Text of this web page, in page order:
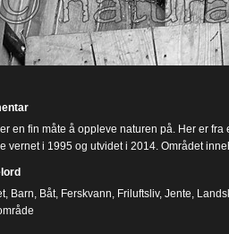
en fin måte å oppleve naturen på. Her er
vernet i 1995 og utvidet i 2014. Området
, Barn Båt, Ferskvann Friluftsliv, Jente